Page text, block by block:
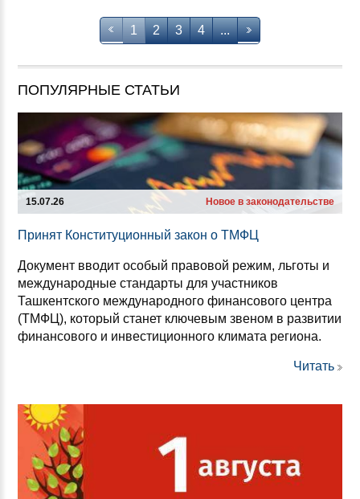
1 2 3 4 ...
ПОПУЛЯРНЫЕ СТАТЬИ
15.07.26 Новое в законодательстве
При­нят Кон­сти­ту­ци­он­ный за­кон о ТМФЦ
Документ вводит особый правовой режим, льготы и
международные стандарты для участников
Ташкентского международного финансового центра
(ТМФЦ), который станет ключевым звеном в развитии
финансового и инвестиционного климата региона.
Читать